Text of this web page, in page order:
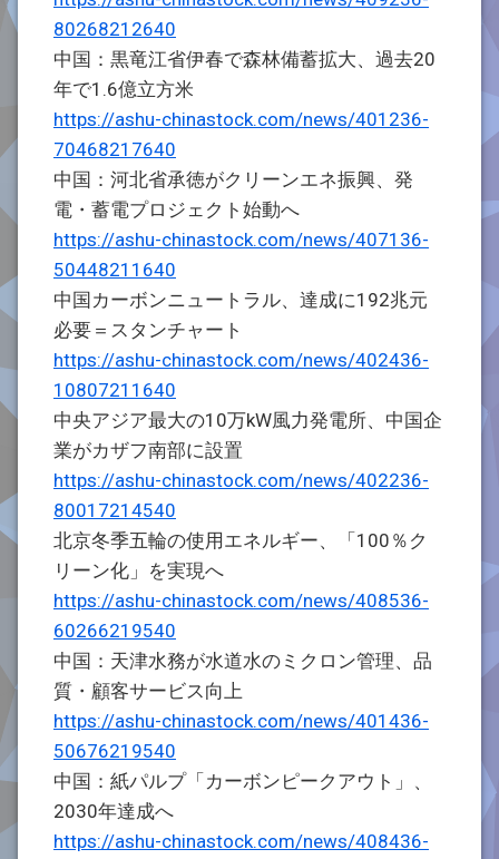
80268212640
中国：黒竜江省伊春で森林備蓄拡大、過去20
年で1.6億立方米
https://ashu-chinastock.com/news/401236-
70468217640
中国：河北省承徳がクリーンエネ振興、発
電・蓄電プロジェクト始動へ
https://ashu-chinastock.com/news/407136-
50448211640
中国カーボンニュートラル、達成に192兆元
必要＝スタンチャート
https://ashu-chinastock.com/news/402436-
10807211640
中央アジア最大の10万kW風力発電所、中国企
業がカザフ南部に設置
https://ashu-chinastock.com/news/402236-
80017214540
北京冬季五輪の使用エネルギー、「100％ク
リーン化」を実現へ
https://ashu-chinastock.com/news/408536-
60266219540
中国：天津水務が水道水のミクロン管理、品
質・顧客サービス向上
https://ashu-chinastock.com/news/401436-
50676219540
中国：紙パルプ「カーボンピークアウト」、
2030年達成へ
https://ashu-chinastock.com/news/408436-